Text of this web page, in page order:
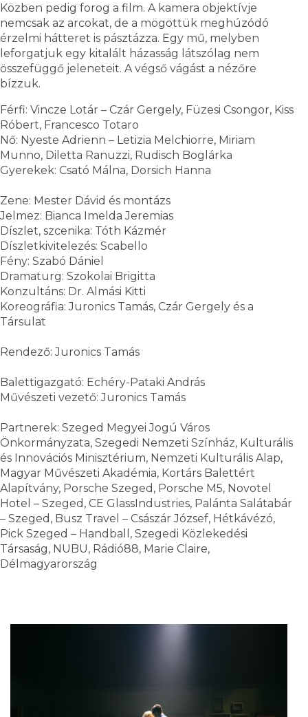
Közben pedig forog a film. A kamera objektívje
nemcsak az arcokat, de a mögöttük meghúzódó
érzelmi hátteret is pásztázza. Egy mű, melyben
leforgatjuk egy kitalált házasság látszólag nem
összefüggő jeleneteit. A végső vágást a nézőre
bízzuk.
Férfi: Vincze Lotár – Czár Gergely, Füzesi Csongor, Kiss
Róbert, Francesco Totaro
Nő: Nyeste Adrienn – Letizia Melchiorre, Miriam
Munno, Diletta Ranuzzi, Rudisch Boglárka
Gyerekek: Csató Málna, Dorsich Hanna
Zene: Mester Dávid és montázs
Jelmez: Bianca Imelda Jeremias
Díszlet, szcenika: Tóth Kázmér
Díszletkivitelezés: Scabello
Fény: Szabó Dániel
Dramaturg: Szokolai Brigitta
Konzultáns: Dr. Almási Kitti
Koreográfia: Juronics Tamás, Czár Gergely és a
Társulat
Rendező: Juronics Tamás
Balettigazgató: Echéry-Pataki András
Művészeti vezető: Juronics Tamás
Partnerek: Szeged Megyei Jogú Város
Önkormányzata, Szegedi Nemzeti Színház, Kulturális
és Innovációs Minisztérium, Nemzeti Kulturális Alap,
Magyar Művészeti Akadémia, Kortárs Balettért
Alapítvány, Porsche Szeged, Porsche M5, Novotel
Hotel – Szeged, CE GlassIndustries, Palánta Salátabár
– Szeged, Busz Travel – Császár József, Hétkávézó,
Pick Szeged – Handball, Szegedi Közlekedési
Társaság, NUBU, Rádió88, Marie Claire,
Délmagyarország